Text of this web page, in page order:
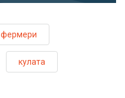
фермери
кулата